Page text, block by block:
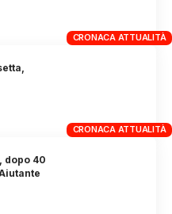
CRONACA ATTUALITÀ
CRONACA ATTUALITÀ
dopo 40